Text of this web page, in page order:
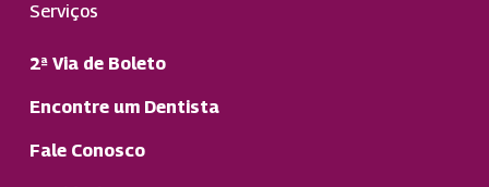
Serviços
2ª Via de Boleto
Encontre um Dentista
Fale Conosco